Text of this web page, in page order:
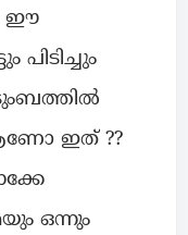
ഈ
ഇത് ??
ഒന്നും